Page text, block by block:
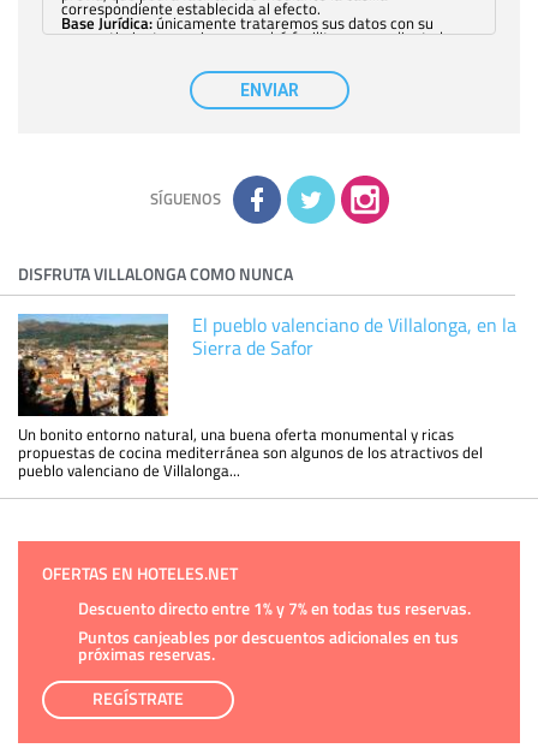
correspondiente establecida al efecto.
Base Jurídica:únicamente trataremos sus datos con su
consentimiento previo, que podrá facilitarnos mediante la
con carácter general, sólo el personal de
nuestra entidad que esté debidamente autorizado podrá
tener conocimiento de la información que le pedimos. No se
comunicarán datos a terceros.
adicional y detallada sobre cómo tratamos sus datos en la
política de privacidad
ENVIAR
SÍGUENOS
DISFRUTA VILLALONGA COMO NUNCA
El pueblo valenciano de Villalonga, en la
Sierra de Safor
Un bonito entorno natural, una buena oferta monumental y ricas
propuestas de cocina mediterránea son algunos de los atractivos del
pueblo valenciano de Villalonga...
OFERTAS EN HOTELES.NET
Descuento directo entre 1% y 7% en todas tus reservas.
Puntos canjeables por descuentos adicionales en tus
próximas reservas.
REGÍSTRATE